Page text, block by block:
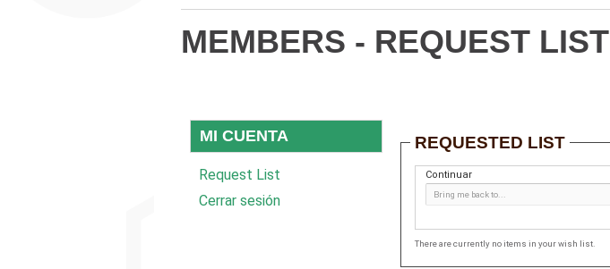
MEMBERS - REQUEST LIST
MI CUENTA
Request List
Cerrar sesión
REQUESTED LIST
Continuar
There are currently no items in your wish list.